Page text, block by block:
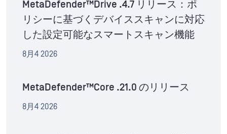
MetaDefender™Drive .4.7 リリース：ポ
リシーに基づくデバイススキャンに対応
した設定可能なスマートスキャン機能
8月4 2026
MetaDefender™Core .21.0 のリリース
8月4 2026